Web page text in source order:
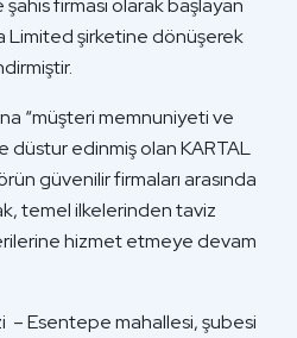
Limited şirketine dönüşerek
“müşteri memnuniyeti ve
düstur edinmiş olan KARTAL
güvenilir firmaları arasında
temel ilkelerinden taviz
hizmet etmeye devam
– Esentepe mahallesi, şubesi